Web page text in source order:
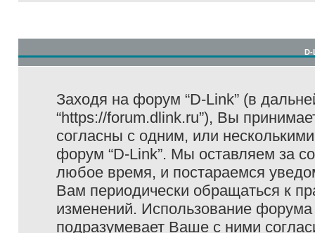
D-
Заходя на форум “D-Link” (в
“https://forum.dlink.ru”), Вы
согласны с одним, или
форум “D-Link”. Мы оставляем за
любое время, и постараемся
Вам периодически обращаться к
изменений. Использование
подразумевает Ваше с ними